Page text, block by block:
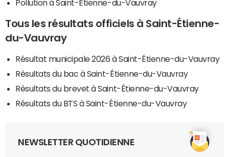
Pollution à Saint-Étienne-du-Vauvray
Tous les résultats officiels à Saint-Étienne-
du-Vauvray
Résultat municipale 2026 à Saint-Étienne-du-Vauvray
Résultats du bac à Saint-Étienne-du-Vauvray
Résultats du brevet à Saint-Étienne-du-Vauvray
Résultats du BTS à Saint-Étienne-du-Vauvray
NEWSLETTER QUOTIDIENNE